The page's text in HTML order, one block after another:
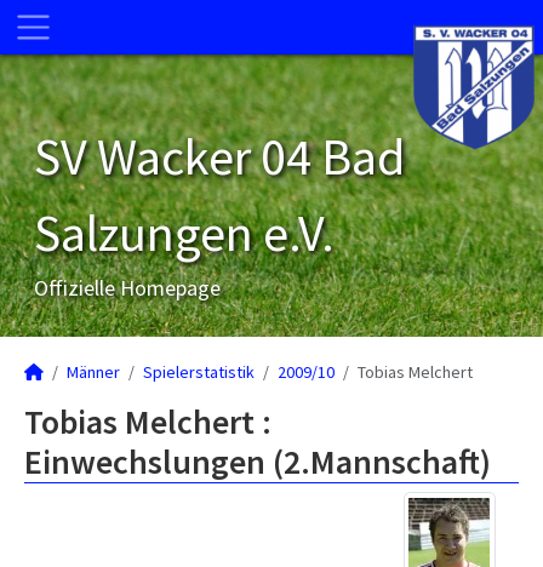
SV Wacker 04 Bad
Salzungen e.V.
Offizielle Homepage
Männer Spielerstatistik 2009/10 Tobias Melchert
Tobias Melchert :
Einwechslungen (2.Mannschaft)